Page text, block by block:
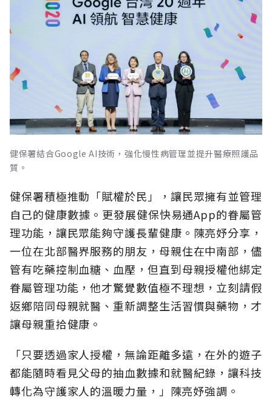
健保署結合Google AI技術，強化慢性病管理並提升醫療照護品
質。
健保署積極推動「賦權於民」，讓民眾擁有並管理
自己的健康數據。更發展健保快易通App的眷屬管
理功能，讓民眾能夠守護長輩健康。陳亮妤分享，
一位在北部醫界服務的朋友，母親住在中南部，儘
管有吃藥控制血糖、血壓，但直到母親授權他綁定
眷屬管理功能，他才驚覺數值極不理想，立刻請假
返鄉陪同母親就醫、重新調整生活習慣與藥物，才
讓母親重拾健康。
「只要透過家人授權，無論距離多遠，在外的遊子
都能隨時看見父母的抽血數據和就醫紀錄，讓科技
轉化為守護家人的溫暖力量，」陳亮妤強調。